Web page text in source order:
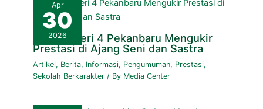
Apr
30
2026
SMK Negeri 4 Pekanbaru Mengukir
Prestasi di Ajang Seni dan Sastra
Artikel, Berita, Informasi, Pengumuman, Prestasi,
Sekolah Berkarakter / By Media Center